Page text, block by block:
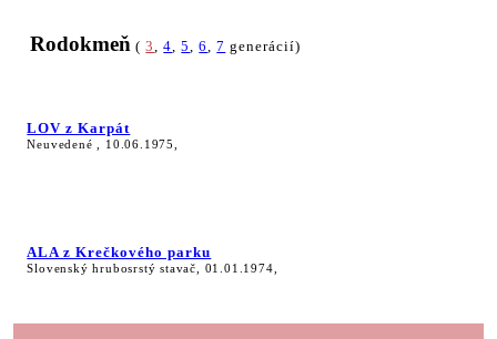
Rodokmeň (3,4,5,6,7 generácií)
LOV z Karpát
Neuvedené , 10.06.1975,
ALA z Krečkového parku
Slovenský hrubosrstý stavač, 01.01.1974,